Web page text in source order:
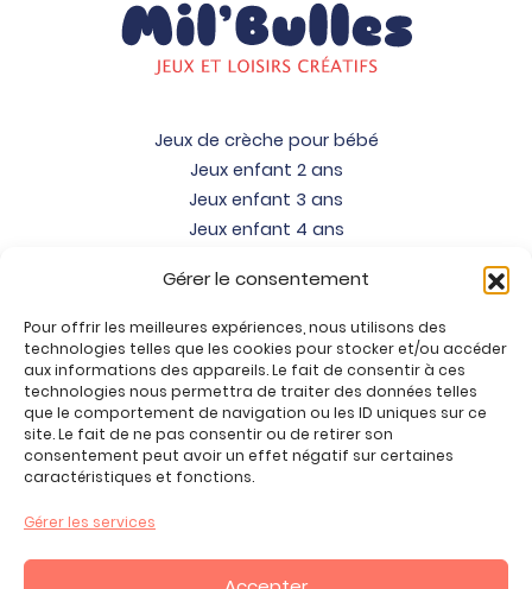
Gérer le consentement
Pour offrir les meilleures expériences, nous utilisons des
technologies telles que les cookies pour stocker et/ou accéder
aux informations des appareils. Le fait de consentir à ces
technologies nous permettra de traiter des données telles
que le comportement de navigation ou les ID uniques sur ce
site. Le fait de ne pas consentir ou de retirer son
consentement peut avoir un effet négatif sur certaines
caractéristiques et fonctions.
Gérer les services
Jeux de crèche pour bébé
Jeux enfant 2 ans
Jeux enfant 3 ans
Jeux enfant 4 ans
Jeux enfant 6 ans
Jeux enfant 7 ans
Jeux enfant 8 ans
Jeux enfant 9 ans
Jeux enfant 10 ans
Jeux enfant 11 ans
Jeux enfant 12 ans
Promos jeux de loisirs créatifs
Plan du site